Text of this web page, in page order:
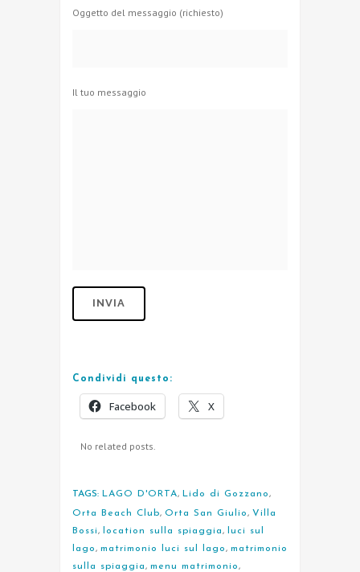
Oggetto del messaggio (richiesto)
Il tuo messaggio
Condividi questo:
Facebook X
No related posts.
TAGS: LAGO D'ORTA, Lido di Gozzano,
Orta Beach Club, Orta San Giulio, Villa
Bossi, location sulla spiaggia,
luci sul
lago, matrimonio luci sul lago, matrimonio
sulla spiaggia, menu matrimonio,